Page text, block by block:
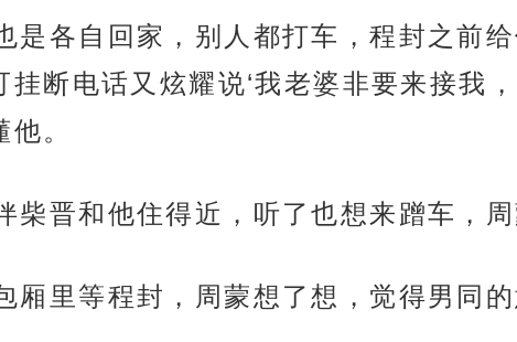
是各自回家，别人都打车，程封之前
挂断电话又炫耀说‘我老婆非要来接我
。
柴晋和他住得近，听了也想来蹭车，
厢里等程封，周蒙想了想，觉得男同